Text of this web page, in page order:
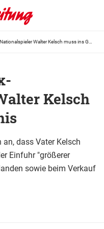
Kelsch
an, dass Vater Kelsch
Einfuhr "größerer
sowie beim Verkauf